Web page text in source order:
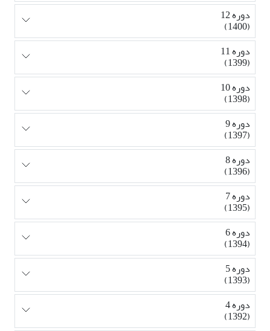
دوره 12
(1400)
دوره 11
(1399)
دوره 10
(1398)
دوره 9
(1397)
دوره 8
(1396)
دوره 7
(1395)
دوره 6
(1394)
دوره 5
(1393)
دوره 4
(1392)